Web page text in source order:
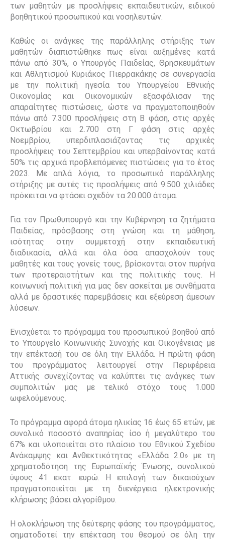
των μαθητών με προσλήψεις εκπαιδευτικών, ειδικού
βοηθητικού προσωπικού και νοσηλευτών.
Καθώς οι ανάγκες της παράλληλης στήριξης των
μαθητών διαπιστώθηκε πως είναι αυξημένες κατά
πάνω από 30%, o Υπουργός Παιδείας, Θρησκευμάτων
και Αθλητισμού Κυριάκος Πιερρακάκης σε συνεργασία
με την πολιτική ηγεσία του Υπουργείου Εθνικής
Οικονομίας και Οικονομικών εξασφάλισαν της
απαραίτητες πιστώσεις, ώστε να πραγματοποιηθούν
πάνω από 7.300 προσλήψεις στη Β φάση, στις αρχές
Οκτωβρίου και 2.700 στη Γ φάση στις αρχές
Νοεμβρίου, υπερδιπλασιάζοντας τις αρχικές
προσλήψεις του Σεπτεμβρίου και υπερβαίνοντας κατά
50% τις αρχικά προβλεπόμενες πιστώσεις για το έτος
2023. Με απλά λόγια, το προσωπικό παράλληλης
στήριξης με αυτές τις προσλήψεις από 9.500 χιλιάδες
πρόκειται να φτάσει σχεδόν τα 20.000 άτομα.
Για τον Πρωθυπουργό και την Κυβέρνηση τα ζητήματα
Παιδείας, πρόσβασης στη γνώση και τη μάθηση,
ισότητας στην συμμετοχή στην εκπαιδευτική
διαδικασία, αλλά και όλα όσα απασχολούν τους
μαθητές και τους γονείς τους, βρίσκονται στον πυρήνα
των προτεραιοτήτων και της πολιτικής τους. Η
κοινωνική πολιτική για μας δεν ασκείται με συνθήματα
αλλά με δραστικές παρεμβάσεις και εξεύρεση άμεσων
λύσεων.
Ενισχύεται το πρόγραμμα του προσωπικού βοηθού από
το Υπουργείο Κοινωνικής Συνοχής και Οικογένειας με
την επέκτασή του σε όλη την Ελλάδα. Η πρώτη φάση
του προγράμματος λειτουργεί στην Περιφέρεια
Αττικής συνεχίζοντας να καλύπτει τις ανάγκες των
συμπολιτών μας με τελικό στόχο τους 1.000
ωφελούμενους.
Το πρόγραμμα αφορά άτομα ηλικίας 16 έως 65 ετών, με
συνολικό ποσοστό αναπηρίας ίσο ή μεγαλύτερο του
67% και υλοποιείται στο πλαίσιο του Εθνικού Σχεδίου
Ανάκαμψης και Ανθεκτικότητας «Ελλάδα 2.0» με τη
χρηματοδότηση της Ευρωπαϊκής Ένωσης, συνολικού
ύψους 41 εκατ. ευρώ. Η επιλογή των δικαιούχων
πραγματοποιείται με τη
διενέργεια ηλεκτρονικής
κλήρωσης βάσει αλγορίθμου.
Η ολοκλήρωση της δεύτερης φάσης του προγράμματος,
σηματοδοτεί την επέκταση του θεσμού σε όλη την